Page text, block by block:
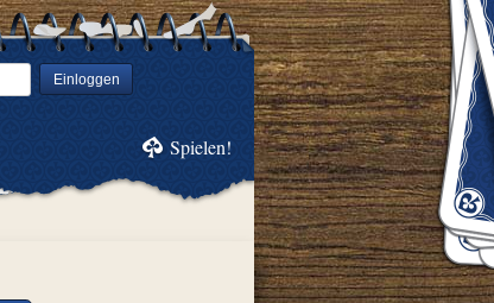
Einloggen
Spielen!